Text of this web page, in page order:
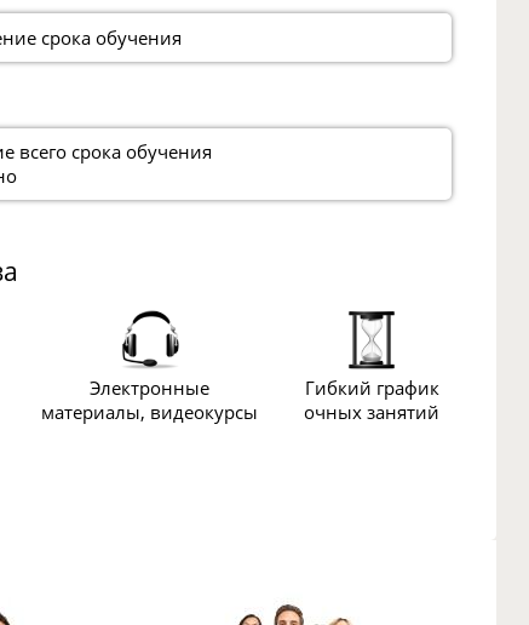
срока обучения
всего срока обучения
Электронные
материалы, видеокурсы
Гибкий график
очных занятий